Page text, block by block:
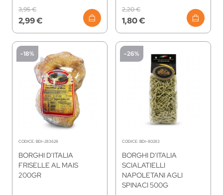
2,99 €
3,95 €
1,80 €
2,20 €
-18%
CODICE: BDI-283628
BORGHI D'ITALIA
FRISELLE AL MAIS
200GR
-26%
CODICE: BDI-80283
BORGHI D'ITALIA
SCIALATIELLI
NAPOLETANI AGLI
SPINACI 500G